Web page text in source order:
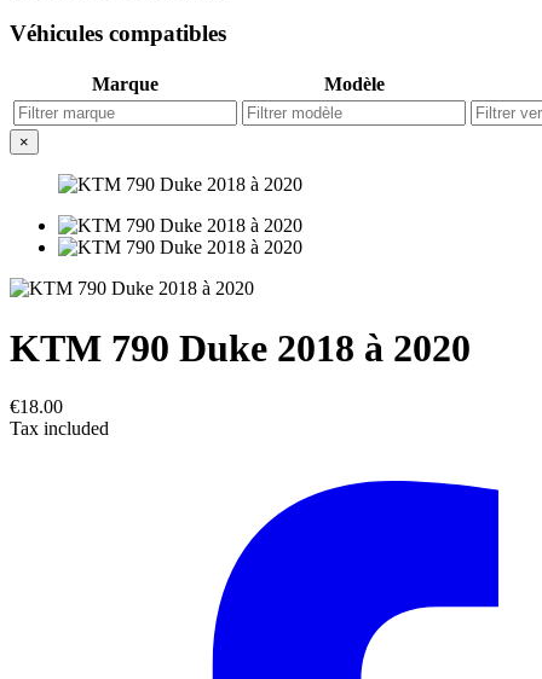
Véhicules compatibles
Marque Modèle
×
KTM 790 Duke 2018 à 2020
€18.00
Tax included